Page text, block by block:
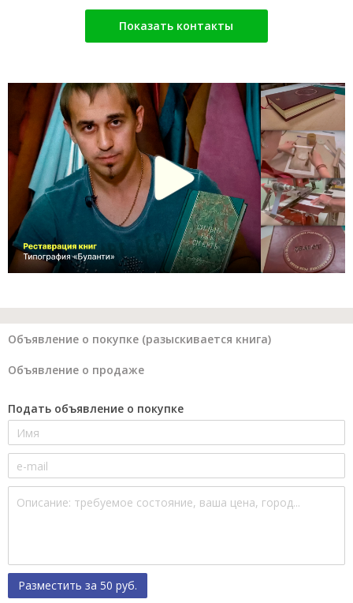
Показать контакты
Объявление о покупке (разыскивается книга)
Объявление о продаже
Подать объявление о покупке
Разместить за 50 руб.